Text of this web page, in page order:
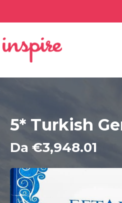
5* Turkish
Da €3,948.01